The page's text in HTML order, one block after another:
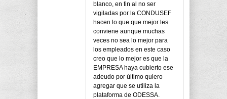
blanco, en fin al no ser
vigiladas por la CONDUSEF
hacen lo que que mejor les
conviene aunque muchas
veces no sea lo mejor para
los empleados en este caso
creo que lo mejor es que la
EMPRESA haya cubierto ese
adeudo por último quiero
agregar que se utiliza la
plataforma de ODESSA.